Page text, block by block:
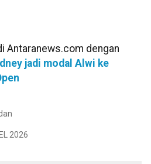
Antaranews.com dengan
jadi modal Alwi ke
2026